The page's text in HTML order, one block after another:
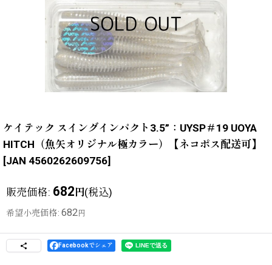
ケイテック スイングインパクト3.5”：UYSP＃19 UOYA
HITCH（魚矢オリジナル極カラー）【ネコポス配送可】
[JAN 4560262609756]
販売価格: 682円(税込)
希望小売価格: 682 円
Facebookでシェア